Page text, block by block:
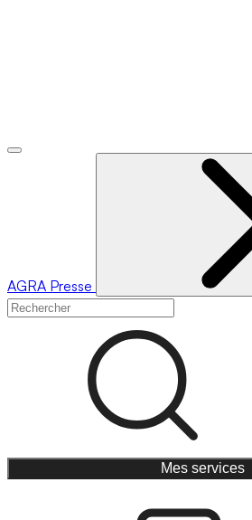
AGRA Presse
Mes services